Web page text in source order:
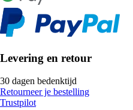
Levering en retour
30 dagen bedenktijd
Retourneer je bestelling
Trustpilot